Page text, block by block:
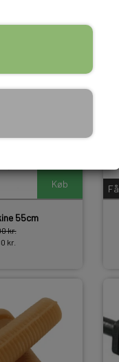
Køb
55cm
kr.
kr.